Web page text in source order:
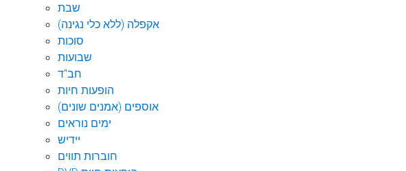
שבת
אקפלה (ללא כלי נגינה)
סוכות
שבועות
חב"ד
הופעות חיות
אוספים (אמנים שונים)
ימים נוראים
יידיש
חוברות תווים